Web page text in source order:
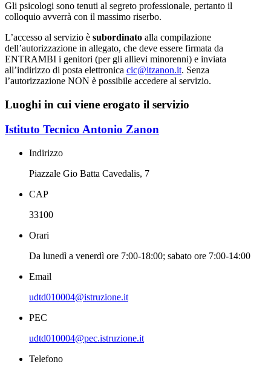
Gli psicologi sono tenuti al segreto professionale, pertanto il
colloquio avverrà con il massimo riserbo.
L’accesso al servizio è subordinato alla compilazione
dell’autorizzazione in allegato, che deve essere firmata da
ENTRAMBI i genitori (per gli allievi minorenni) e inviata
all’indirizzo di posta elettronica cic@itzanon.it. Senza
l’autorizzazione NON è possibile accedere al servizio.
Luoghi in cui viene erogato il servizio
Istituto Tecnico Antonio Zanon
Indirizzo
Piazzale Gio Batta Cavedalis, 7
CAP
33100
Orari
Da lunedì a venerdì ore 7:00-18:00; sabato ore 7:00-14:00
Email
udtd010004@istruzione.it
PEC
udtd010004@pec.istruzione.it
Telefono